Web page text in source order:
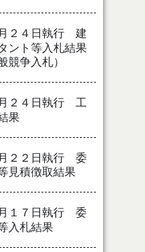
２４日執行 建
ント等入札結果
競争入札）
２４日執行 工
果
２２日執行 委
見積徴取結果
１７日執行 委
入札結果